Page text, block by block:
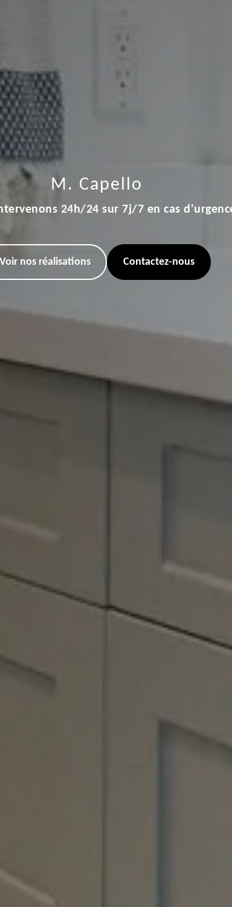
M. Capello
24h/24 sur 7j/7 en cas
Voir nos réalisations Contactez-nous